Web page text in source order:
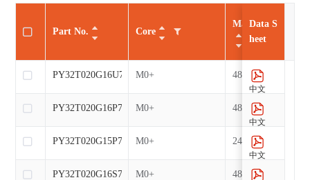
Core
Max CLK（MHz
M0+ 48
M0+ 48
M0+ 24
M0+ 48
Part No.
PY32T020G16U7
PY32T020G16P7
PY32T020G15P7
PY32T020G16S7
Data S
heet
中文
中文
中文